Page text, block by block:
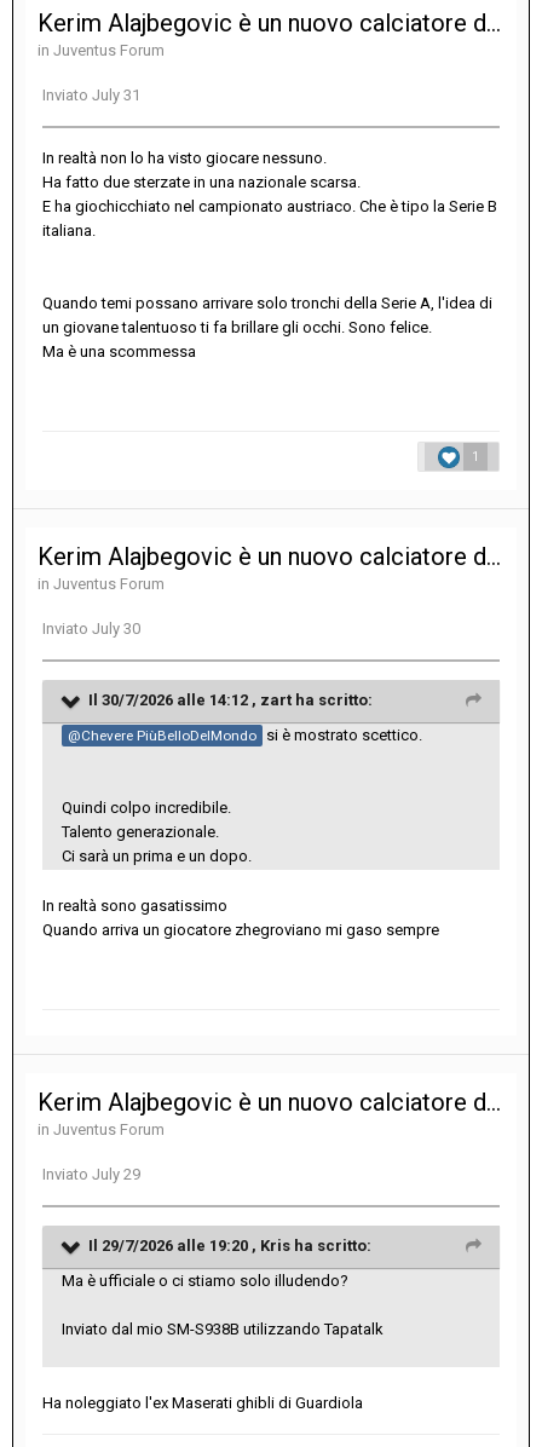
Kerim Alajbegovic è un nuovo calciatore della Juventus
in Juventus Forum
Inviato July 31
In realtà non lo ha visto giocare nessuno.
Ha fatto due sterzate in una nazionale scarsa.
E ha giochicchiato nel campionato austriaco. Che è tipo la Serie B
italiana.
Quando temi possano arrivare solo tronchi della Serie A, l'idea di
un giovane talentuoso ti fa brillare gli occhi. Sono felice.
Ma è una scommessa
1
Kerim Alajbegovic è un nuovo calciatore della Juventus
in Juventus Forum
Inviato July 30
Il 30/7/2026 alle 14:12 , zart ha scritto:
@Chevere PiùBelloDelMondo si è mostrato scettico.
Quindi colpo incredibile.
Talento generazionale.
Ci sarà un prima e un dopo.
In realtà sono gasatissimo
Quando arriva un giocatore zhegroviano mi gaso sempre
Kerim Alajbegovic è un nuovo calciatore della Juventus
in Juventus Forum
Inviato July 29
Il 29/7/2026 alle 19:20 , Kris ha scritto:
Ma è ufficiale o ci stiamo solo illudendo?
Inviato dal mio SM-S938B utilizzando Tapatalk
Ha noleggiato l'ex Maserati ghibli di Guardiola